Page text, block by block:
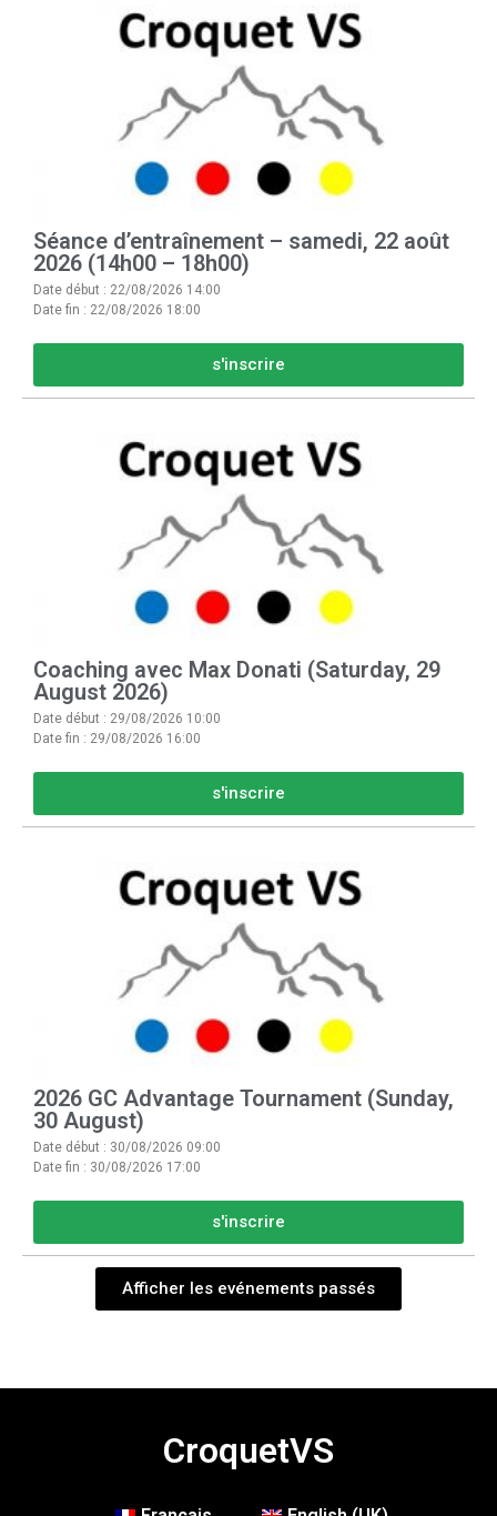
Séance d’entraînement – samedi, 22 août
2026 (14h00 – 18h00)
Date début : 22/08/2026 14:00
Date fin : 22/08/2026 18:00
s'inscrire
Coaching avec Max Donati (Saturday, 29
August 2026)
Date début : 29/08/2026 10:00
Date fin : 29/08/2026 16:00
s'inscrire
2026 GC Advantage Tournament (Sunday,
30 August)
Date début : 30/08/2026 09:00
Date fin : 30/08/2026 17:00
s'inscrire
Afficher les evénements passés
CroquetVS